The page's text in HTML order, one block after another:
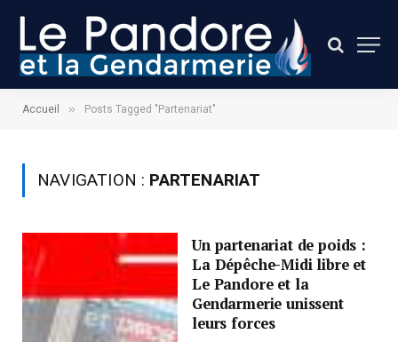
Accueil » Posts Tagged "Partenariat"
NAVIGATION : PARTENARIAT
Un partenariat de poids :
La Dépêche-Midi libre et
Le Pandore et la
Gendarmerie unissent
leurs forces